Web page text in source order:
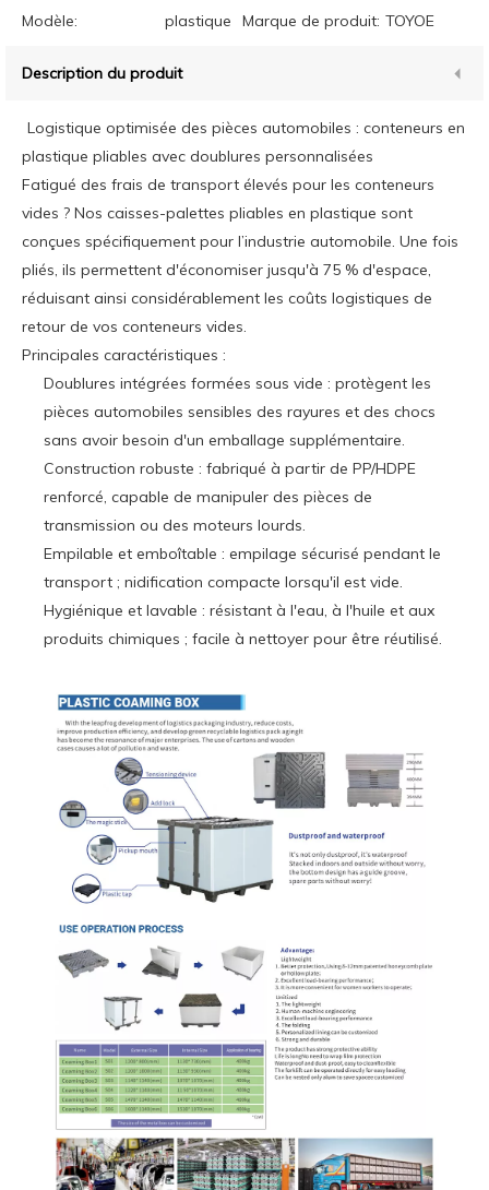
Modèle: plastique Marque de produit: TOYOE
Description du produit
Logistique optimisée des pièces automobiles : conteneurs en
plastique pliables avec doublures personnalisées
Fatigué des frais de transport élevés pour les conteneurs
vides ? Nos caisses-palettes pliables en plastique sont
conçues spécifiquement pour l’industrie automobile. Une fois
pliés, ils permettent d'économiser jusqu'à 75 % d'espace,
réduisant ainsi considérablement les coûts logistiques de
retour de vos conteneurs vides.
Principales caractéristiques :
Doublures intégrées formées sous vide : protègent les
pièces automobiles sensibles des rayures et des chocs
sans avoir besoin d'un emballage supplémentaire.
Construction robuste : fabriqué à partir de PP/HDPE
renforcé, capable de manipuler des pièces de
transmission ou des moteurs lourds.
Empilable et emboîtable : empilage sécurisé pendant le
transport ; nidification compacte lorsqu'il est vide.
Hygiénique et lavable : résistant à l'eau, à l'huile et aux
produits chimiques ; facile à nettoyer pour être réutilisé.